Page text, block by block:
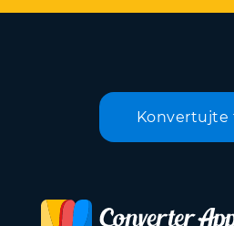
Konvertujte